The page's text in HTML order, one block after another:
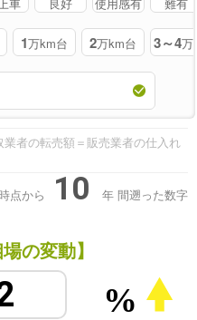
1万km台 2万km台 3～4万
者の転売額＝販売業者の仕入れ
点から 10 年 間遡った数字
の変動】
%